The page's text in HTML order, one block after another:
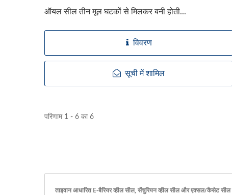
ऑयल सील तीन मूल घटकों से मिलकर बनी होती...
विवरण
सूची में शामिल
परिणाम 1 - 6 का 6
ताइवान आधारित E-बैरियर व्हील सील, सेंचुरियन व्हील सील और एक्सल/कैसेट